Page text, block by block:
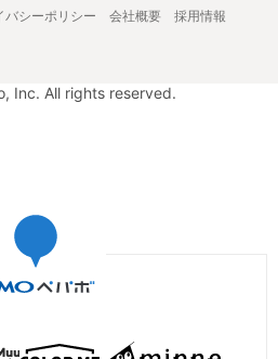
バシーポリシー 会社概要
採用情報
Inc. All rights reserved.